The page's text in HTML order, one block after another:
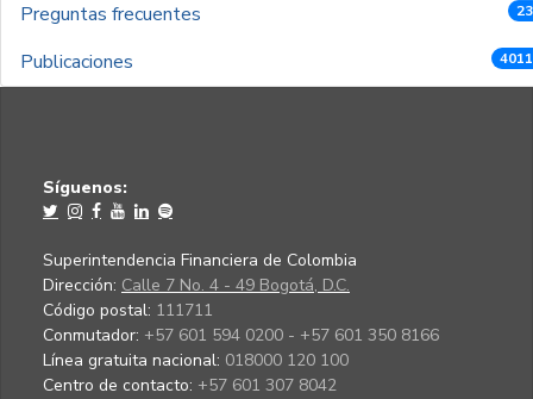
Preguntas frecuentes
Publicaciones
Síguenos:
Superintendencia Financiera de Colombia
Dirección: Calle 7 No. 4 - 49 Bogotá, D.C.
Código postal: 111711
Conmutador: +57 601 594 0200 - +57 601 350 8166
Línea gratuita nacional: 018000 120 100
Centro de contacto: +57 601 307 8042